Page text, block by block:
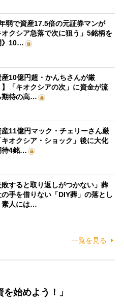
年弱で資産17.5倍の元証券マンが
オクシア急落で次に狙う」5銘柄を
》10…
産10億円超・かんちさんが厳
】「キオクシアの次」に資金が流
期待の高…
産11億円マック・チェリーさん厳
キオクシア・ショック」後に大化
待4銘…
敗すると取り返しがつかない」葬
の手を借りない「DIY葬」の落とし
人には…
一覧を見る
始めよう！」